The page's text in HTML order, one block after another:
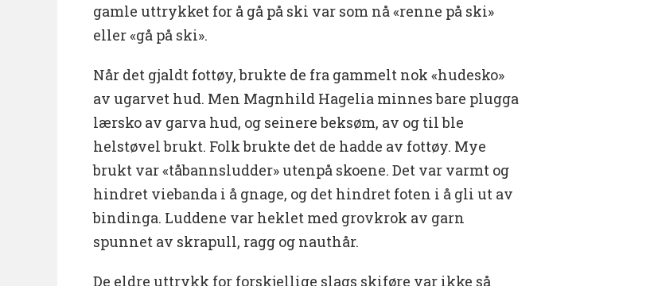
gamle uttrykket for å gå på ski var som nå «renne på ski»
eller «gå på ski».
Når det gjaldt fottøy, brukte de fra gammelt nok «hudesko»
av ugarvet hud. Men Magnhild Hagelia minnes bare plugga
lærsko av garva hud, og seinere beksøm, av og til ble
helstøvel brukt. Folk brukte det de hadde av fottøy. Mye
brukt var «tåbannsludder» utenpå skoene. Det var varmt og
hindret viebanda i å gnage, og det hindret foten i å gli ut av
bindinga. Luddene var heklet med grovkrok av garn
spunnet av skrapull, ragg og nauthår.
De eldre uttrykk for forskjellige slags skiføre var ikke så